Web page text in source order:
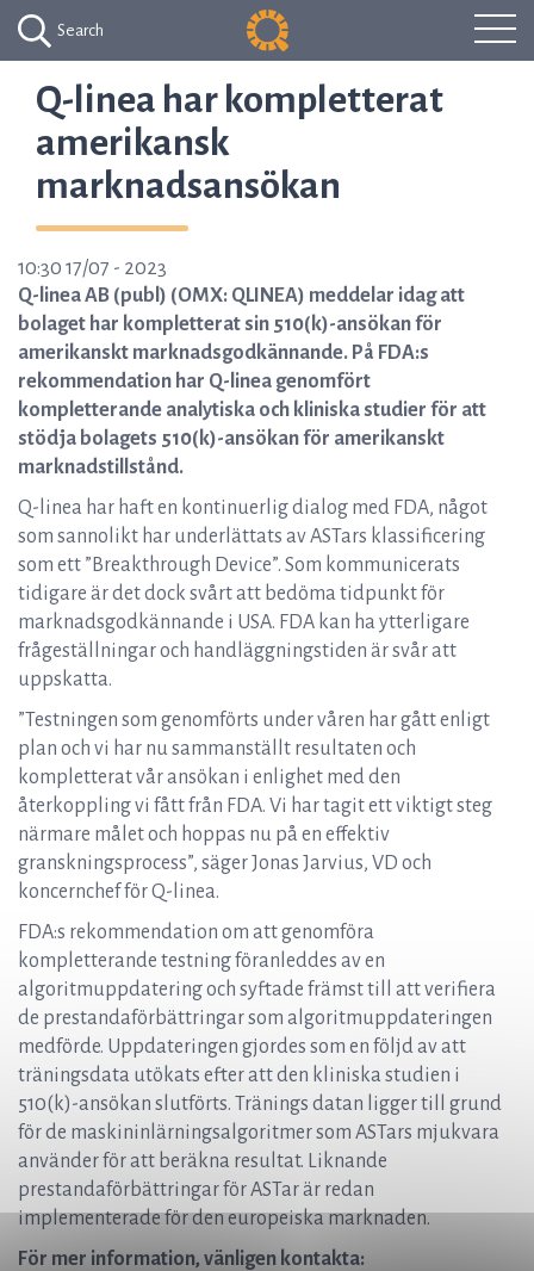
Search
Q-linea har kompletterat
amerikansk
marknadsansökan
10:30 17/07 - 2023
Q-linea AB (publ) (OMX: QLINEA) meddelar idag att
bolaget har kompletterat sin 510(k)-ansökan för
amerikanskt marknadsgodkännande. På FDA:s
rekommendation har Q-linea genomfört
kompletterande analytiska och kliniska studier för att
stödja bolagets 510(k)-ansökan för amerikanskt
marknadstillstånd.
Q-linea har haft en kontinuerlig dialog med FDA, något
som sannolikt har underlättats av ASTars klassificering
som ett ”Breakthrough Device”. Som kommunicerats
tidigare är det dock svårt att bedöma tidpunkt för
marknadsgodkännande i USA. FDA kan ha ytterligare
frågeställningar och handläggningstiden är svår att
uppskatta.
”Testningen som genomförts under våren har gått enligt
plan och vi har nu sammanställt resultaten och
kompletterat vår ansökan i enlighet med den
återkoppling vi fått från FDA. Vi har tagit ett viktigt steg
närmare målet och hoppas nu på en effektiv
granskningsprocess”, säger Jonas Jarvius, VD och
koncernchef för Q-linea.
FDA:s rekommendation om att genomföra
kompletterande testning föranleddes av en
algoritmuppdatering och syftade främst till att verifiera
de prestandaförbättringar som algoritmuppdateringen
medförde. Uppdateringen gjordes som en följd av att
träningsdata utökats efter att den kliniska studien i
510(k)-ansökan slutförts. Tränings datan ligger till grund
för de maskininlärningsalgoritmer som ASTars mjukvara
använder för att beräkna resultat. Liknande
prestandaförbättringar för ASTar är redan
implementerade för den europeiska marknaden.
För mer information, vänligen kontakta: